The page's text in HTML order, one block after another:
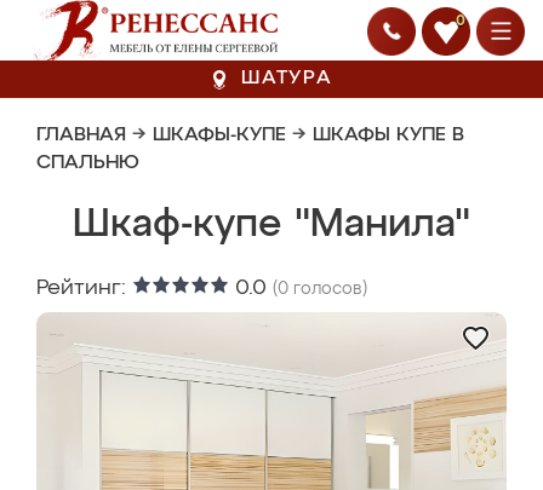
0
ШАТУРА
ГЛАВНАЯ → ШКАФЫ-КУПЕ → ШКАФЫ КУПЕ В
СПАЛЬНЮ
Шкаф-купе "Манила"
Рейтинг: 0.0 (0 голосов)